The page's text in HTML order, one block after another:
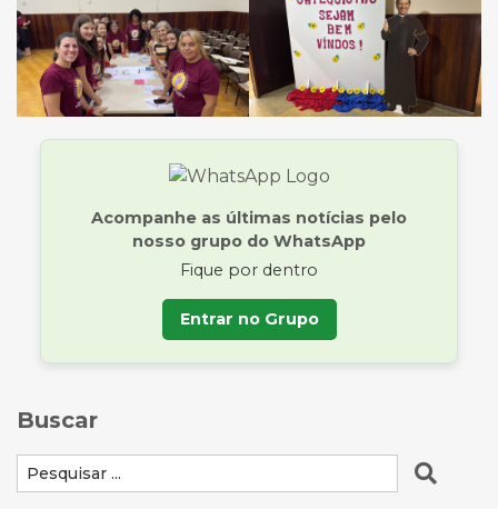
Acompanhe as últimas notícias pelo
nosso grupo do WhatsApp
Fique por dentro
Entrar no Grupo
Buscar